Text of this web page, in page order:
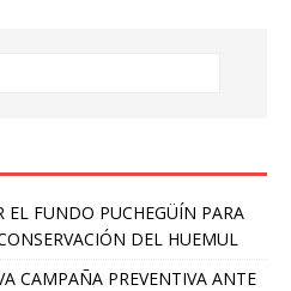
EL FUNDO PUCHEGÜÍN PARA
DEL HUEMUL
CAMPAÑA PREVENTIVA ANTE